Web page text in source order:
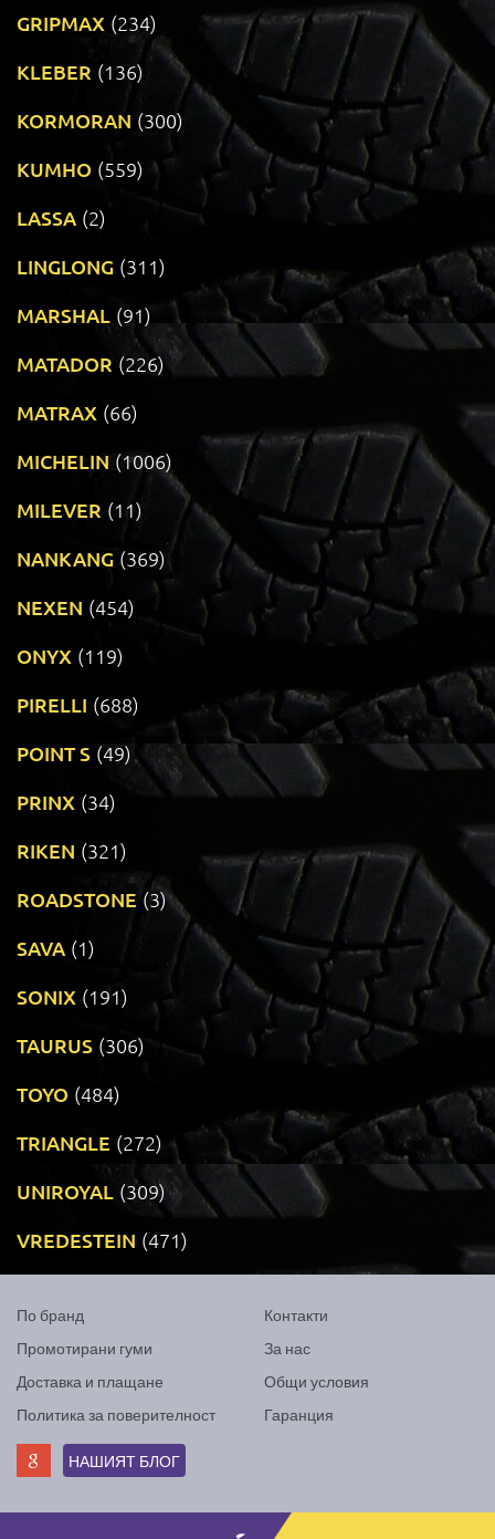
GRIPMAX (234)
KLEBER (136)
KORMORAN (300)
KUMHO (559)
LASSA (2)
LINGLONG (311)
MARSHAL (91)
MATADOR (226)
MATRAX (66)
MICHELIN (1006)
MILEVER (11)
NANKANG (369)
NEXEN (454)
ONYX (119)
PIRELLI (688)
POINT S (49)
PRINX (34)
RIKEN (321)
ROADSTONE (3)
SAVA (1)
SONIX (191)
TAURUS (306)
TOYO (484)
TRIANGLE (272)
UNIROYAL (309)
VREDESTEIN (471)
По бранд
Промотирани гуми
Доставка и плащане
Политика за поверителност
Контакти
За нас
Общи условия
Гаранция
НАШИЯТ БЛОГ